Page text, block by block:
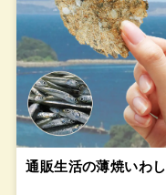
通販生活の薄焼いわし